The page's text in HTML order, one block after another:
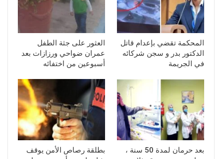
المحكمة تقضي بإعدام قاتل
الدكتور بدر و سجن شركائه
في الجريمة
العثور على جثة الطفل
عمران ضواحي ورزازات بعد
أسبوعين من اختفائه
بعد حرمان لمدة 50 سنة ،
بطلقة رصاص الأمن يوقف